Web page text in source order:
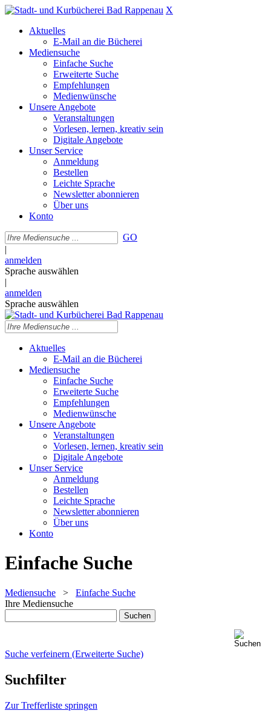
X
Aktuelles
E-Mail an die Bücherei
Mediensuche
Einfache Suche
Erweiterte Suche
Empfehlungen
Medienwünsche
Unsere Angebote
Veranstaltungen
Vorlesen, lernen, kreativ sein
Digitale Angebote
Unser Service
Anmeldung
Bestellen
Leichte Sprache
Newsletter abonnieren
Über uns
Konto
GO
|
anmelden
Sprache auswählen
|
anmelden
Sprache auswählen
Aktuelles
E-Mail an die Bücherei
Mediensuche
Einfache Suche
Erweiterte Suche
Empfehlungen
Medienwünsche
Unsere Angebote
Veranstaltungen
Vorlesen, lernen, kreativ sein
Digitale Angebote
Unser Service
Anmeldung
Bestellen
Leichte Sprache
Newsletter abonnieren
Über uns
Konto
Einfache Suche
Mediensuche > Einfache Suche
Ihre Mediensuche
Suche verfeinern (Erweiterte Suche)
Suchfilter
Zur Trefferliste springen